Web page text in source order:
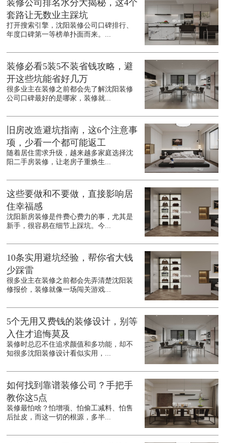
装修公司排名水分大揭秘，这4个
套路让无数业主踩坑
打开搜索引擎，沈阳装修公司口碑排行、
年度口碑第一等榜单扑面而来。...
装修必看5装5不装省钱攻略，避
开这些坑能省好几万
很多业主在装修之前都会先了解沈阳装修
公司口碑最好的是哪家，装修就...
旧房改造避坑指南，这6个注意事
项，少看一个都可能返工
随着居住需求升级，越来越多家庭选择沈
阳二手房装修，让老房子重焕生...
这些要做和不要做，直接影响居
住幸福感
沈阳新房装修是件费心费力的事，尤其是
新手，很容易在细节上踩坑。今...
10条实用避坑经验，帮你省大钱
少踩雷
很多业主在装修之前都会先弄清楚沈阳装
修报价，装修就像一场闯关游戏...
5个无用又费钱的装修设计，别等
入住才追悔莫及
装修时总忍不住追求颜值和多功能，却不
知很多沈阳装修设计看似实用，...
如何找到靠谱装修公司？手把手
教你这5点
装修最怕啥？怕增项、怕偷工减料、怕售
后扯皮，而这一切的根源，多半...